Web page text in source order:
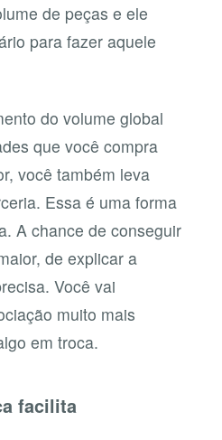
de peças e ele
para fazer aquele
do volume global
que você compra
você também leva
Essa é uma forma
A chance de conseguir
de explicar a
Você vai
muito mais
em troca.
facilita